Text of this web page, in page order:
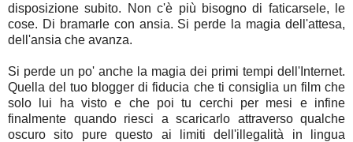
disposizione subito. Non c'è più bisogno di faticarsele, le
cose. Di bramarle con ansia. Si perde la magia dell'attesa,
dell'ansia che avanza.
Si perde un po' anche la magia dei primi tempi dell'Internet.
Quella del tuo blogger di fiducia che ti consiglia un film che
solo lui ha visto e che poi tu cerchi per mesi e infine
finalmente quando riesci a scaricarlo attraverso qualche
oscuro sito pure questo ai limiti dell'illegalità in lingua